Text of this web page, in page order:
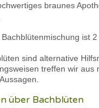
braunes
ist 2
sind alternative
treffen wir aus
über Bachblüten